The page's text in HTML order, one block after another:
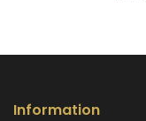
Information